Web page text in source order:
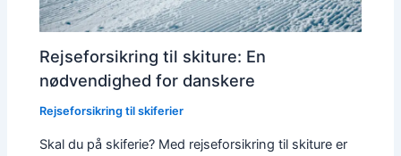
Rejseforsikring til skiture: En
nødvendighed for danskere
Rejseforsikring til skiferier
Skal du på skiferie? Med rejseforsikring til skiture er